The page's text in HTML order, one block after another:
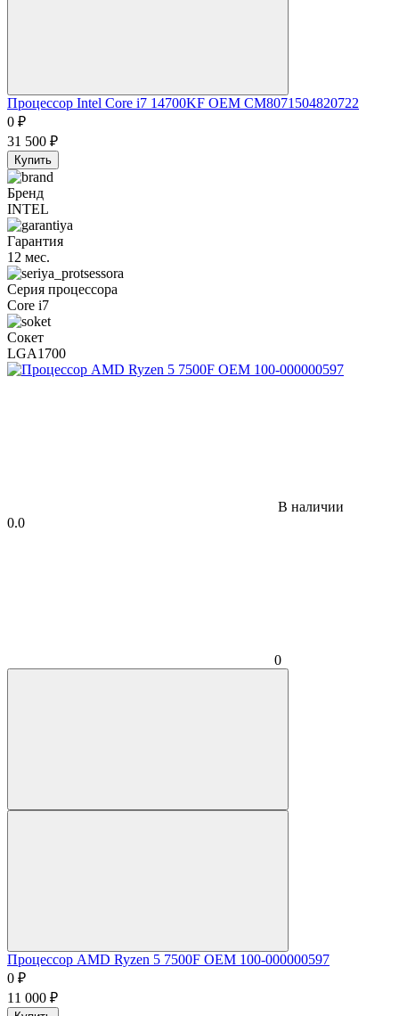
Процессор Intel Core i7 14700KF OEM CM8071504820722
0 ₽
31 500 ₽
Купить
Бренд
INTEL
Гарантия
12 мес.
Серия процессора
Core i7
Сокет
LGA1700
В наличии
0.0
0
Процессор AMD Ryzen 5 7500F OEM 100-000000597
0 ₽
11 000 ₽